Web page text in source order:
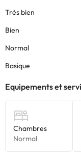
avez des questions,